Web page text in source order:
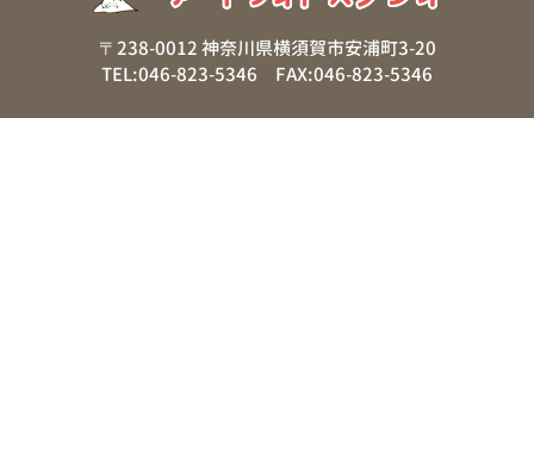
〒238-0012 神奈川県横須賀市安浦町3-20
TEL:046-823-5346 FAX:046-823-5346